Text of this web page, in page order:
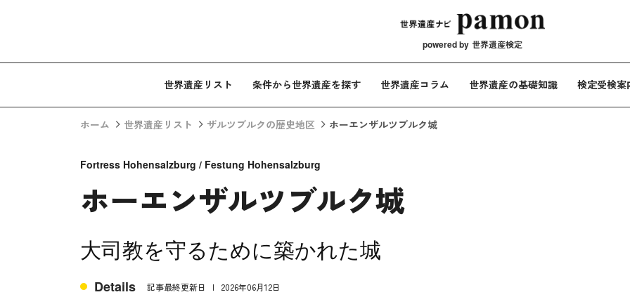
メインナビゲ
powered by 世界遺産検定
世界遺産リスト 条件から世界遺産を探す 世界遺産コラム 世界遺産の基礎知識 検定受検案
ホーム 世界遺産リスト ザルツブルクの歴史地区 ホーエンザルツブルク城
Fortress Hohensalzburg / Festung Hohensalzburg
ホーエンザルツブルク城
大司教を守るために築かれた城
Details 記事最終更新日 2026年06月12日